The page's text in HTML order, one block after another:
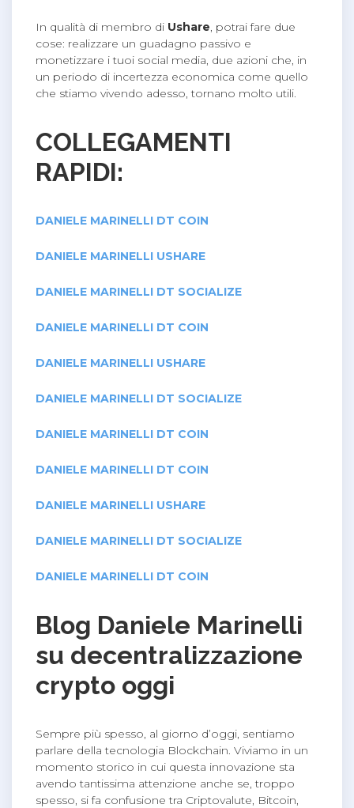
In qualità di membro di Ushare, potrai fare due
cose: realizzare un guadagno passivo e
monetizzare i tuoi social media, due azioni che, in
un periodo di incertezza economica come quello
che stiamo vivendo adesso, tornano molto utili.
COLLEGAMENTI
RAPIDI:
DANIELE MARINELLI DT COIN
DANIELE MARINELLI USHARE
DANIELE MARINELLI DT SOCIALIZE
DANIELE MARINELLI DT COIN
DANIELE MARINELLI USHARE
DANIELE MARINELLI DT SOCIALIZE
DANIELE MARINELLI DT COIN
DANIELE MARINELLI DT COIN
DANIELE MARINELLI USHARE
DANIELE MARINELLI DT SOCIALIZE
DANIELE MARINELLI DT COIN
Blog Daniele Marinelli
su decentralizzazione
crypto oggi
Sempre più spesso, al giorno d’oggi, sentiamo
parlare della tecnologia Blockchain. Viviamo in un
momento storico in cui questa innovazione sta
avendo tantissima attenzione anche se, troppo
spesso, si fa confusione tra Criptovalute, Bitcoin,